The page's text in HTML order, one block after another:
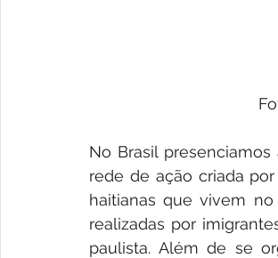
No Brasil
rede de ação criada
haitianas que vivem
realizadas por
paulista. Além de se